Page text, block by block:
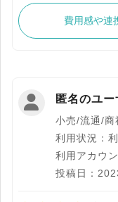
費用感や連
匿名のユー
小売/流通/商
利用状況：
利用アカウ
投稿日：